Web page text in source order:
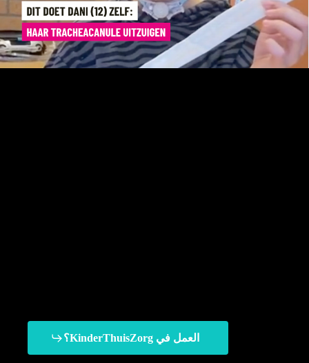
يمكنك القدوم إلينا للحصول
العمل في KinderThuisZorg؟